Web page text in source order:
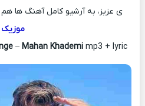
ی عزیز، به آرشیو کامل آهنگ ها
موزیک
– Mahan Khademimp3 + lyric